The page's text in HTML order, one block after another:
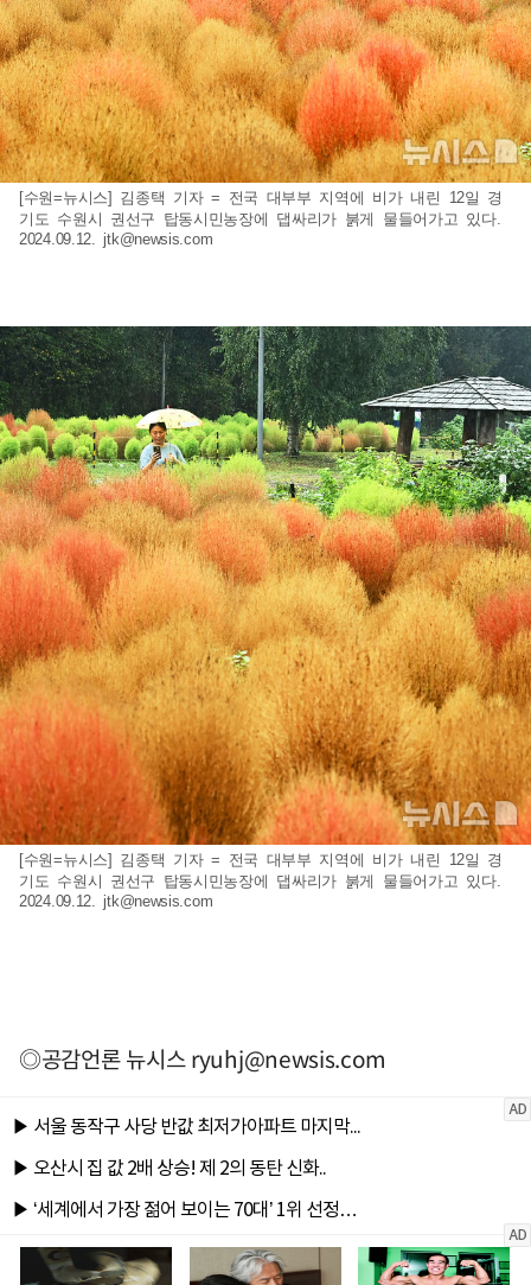
[수원=뉴시스] 김종택 기자 = 전국 대부부 지역에 비가 내린 12일 경
기도 수원시 권선구 탑동시민농장에 댑싸리가 붉게 물들어가고 있다.
2024.09.12. jtk@newsis.com
[수원=뉴시스] 김종택 기자 = 전국 대부부 지역에 비가 내린 12일 경
기도 수원시 권선구 탑동시민농장에 댑싸리가 붉게 물들어가고 있다.
2024.09.12. jtk@newsis.com
◎공감언론 뉴시스ryuhj@newsis.com